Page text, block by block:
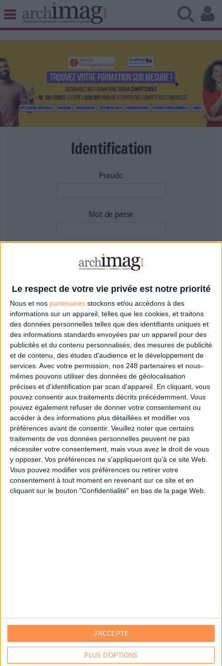
Le respect de votre vie privée est notre priorité
Nous et nos partenaires stockons et/ou accédons à des
informations sur un appareil, telles que les cookies, et traitons
des données personnelles telles que des identifiants uniques et
des informations standards envoyées par un appareil pour des
publicités et du contenu personnalisés, des mesures de publicité
et de contenu, des études d'audience et le développement de
services. Avec votre permission, nos 248 partenaires et nous-
mêmes pouvons utiliser des données de géolocalisation
précises et d’identification par scan d'appareil. En cliquant, vous
pouvez consentir aux traitements décrits précédemment. Vous
pouvez également refuser de donner votre consentement ou
accéder à des informations plus détaillées et modifier vos
préférences avant de consentir. Veuillez noter que certains
traitements de vos données personnelles peuvent ne pas
nécessiter votre consentement, mais vous avez le droit de vous
y opposer. Vos préférences ne s'appliqueront qu’à ce site Web.
Vous pouvez modifier vos préférences ou retirer votre
consentement à tout moment en revenant sur ce site et en
cliquant sur le bouton "Confidentialité" en bas de la page Web.
PLUS D'OPTIONS
J'ACCEPTE
BIBLIOTHÈQUE ÉDITION
UNIVERS DATA
TRAVAIL COLLABORATIF
VIE NUMÉRIQUE
NUMÉRIQUE RESPONSABLE
LES LIVRES BLANCS
LES SUPPLÉMENTS
NOS OFFRES D'ABONNEMENTS
Identification
Pseudo
Mot de passe
Filtre anti-spam
Mot de passe oublié ?
Pas encore de compte?
Je m'inscris pour commenter les articles
ou déposer mon CV
Je m'inscris sur Archimag.com
Communiquer avec Archimag|Communiquer avec ACE